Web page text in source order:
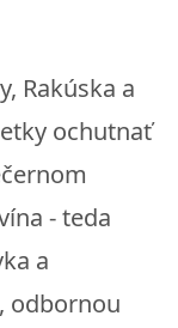
Rakúska a
ochutnať
- teda
a
odbornou